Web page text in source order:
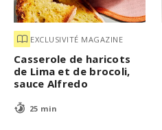
EXCLUSIVITÉ MAGAZINE
Casserole de haricots
de Lima et de brocoli,
sauce Alfredo
25 min